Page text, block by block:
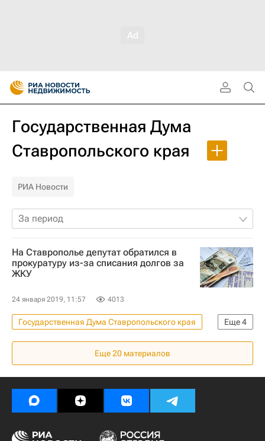
Государственная Дума
Ставропольского края
РИА Новости
За период
На Ставрополье депутат обратился в
прокуратуру из-за списания долгов за
ЖКУ
24 января 2019, 11:57 4013
Еще4
Государственная Дума Ставропольского края
Новости - Недвижимость
Ставропольский край
ЖКХ
Долги
Еще20 материалов